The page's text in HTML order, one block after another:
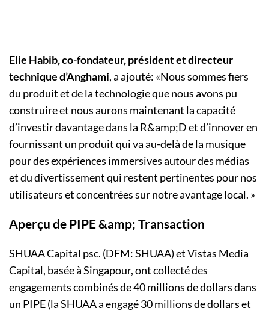
Elie Habib, co-fondateur, président et directeur
technique d’Anghami, a ajouté: «Nous sommes fiers
du produit et de la technologie que nous avons pu
construire et nous aurons maintenant la capacité
d’investir davantage dans la R&amp;D et d’innover en
fournissant un produit qui va au-delà de la musique
pour des expériences immersives autour des médias
et du divertissement qui restent pertinentes pour nos
utilisateurs et concentrées sur notre avantage local. »
Aperçu de PIPE &amp; Transaction
SHUAA Capital psc. (DFM: SHUAA) et Vistas Media
Capital, basée à Singapour, ont collecté des
engagements combinés de 40 millions de dollars dans
un PIPE (la SHUAA a engagé 30 millions de dollars et